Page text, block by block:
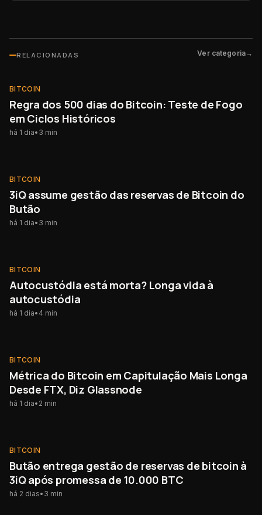
RELACIONADAS Ver categoria→
BITCOIN
BITCOIN
Regra dos 500 dias do Bitcoin: Teste de Fogo
em Ciclos Históricos
há 1 dia• 3 min
BITCOIN
BITCOIN
3iQ assume gestão das reservas de Bitcoin do
Butão
há 1 dia• 3 min
BITCOIN
BITCOIN
Autocustódia está morta? Longa vida à
autocustódia
há 1 dia• 4 min
BITCOIN
BITCOIN
Métrica do Bitcoin em Capitulação Mais Longa
Desde FTX, Diz Glassnode
há 1 dia• 2 min
BITCOIN
BITCOIN
Butão entrega gestão de reservas de bitcoin à
3iQ após promessa de 10.000 BTC
há 2 dias• 3 min